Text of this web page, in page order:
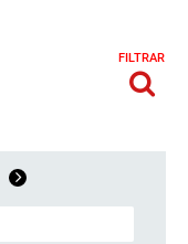
FILTRAR